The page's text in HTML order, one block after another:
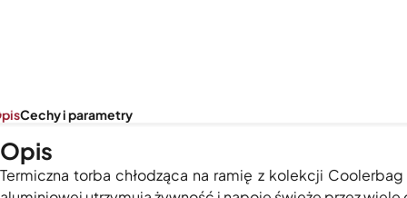
Cechy i parametry
Opis
Termiczna torba chłodząca na ramię z kolekcji